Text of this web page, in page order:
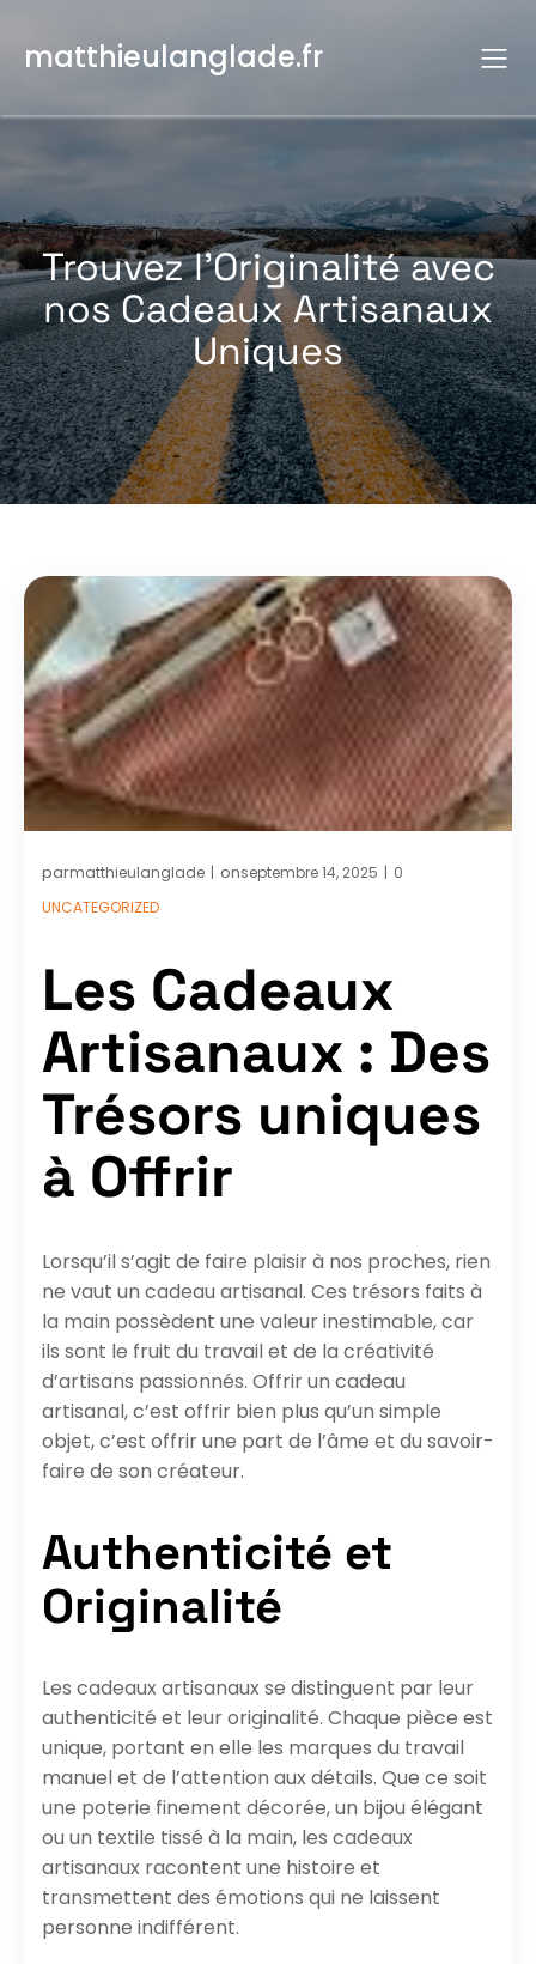
contenu
matthieulanglade.fr
Trouvez l’Originalité avec
nos Cadeaux Artisanaux
Uniques
parmatthieulanglade | onseptembre 14, 2025 | 0
UNCATEGORIZED
Les Cadeaux
Artisanaux : Des
Trésors uniques
à Offrir
Lorsqu’il s’agit de faire plaisir à nos proches, rien
ne vaut un cadeau artisanal. Ces trésors faits à
la main possèdent une valeur inestimable, car
ils sont le fruit du travail et de la créativité
d’artisans passionnés. Offrir un cadeau
artisanal, c’est offrir bien plus qu’un simple
objet, c’est offrir une part de l’âme et du savoir-
faire de son créateur.
Authenticité et
Originalité
Les cadeaux artisanaux se distinguent par leur
authenticité et leur originalité. Chaque pièce est
unique, portant en elle les marques du travail
manuel et de l’attention aux détails. Que ce soit
une poterie finement décorée, un bijou élégant
ou un textile tissé à la main, les cadeaux
artisanaux racontent une histoire et
transmettent des émotions qui ne laissent
personne indifférent.